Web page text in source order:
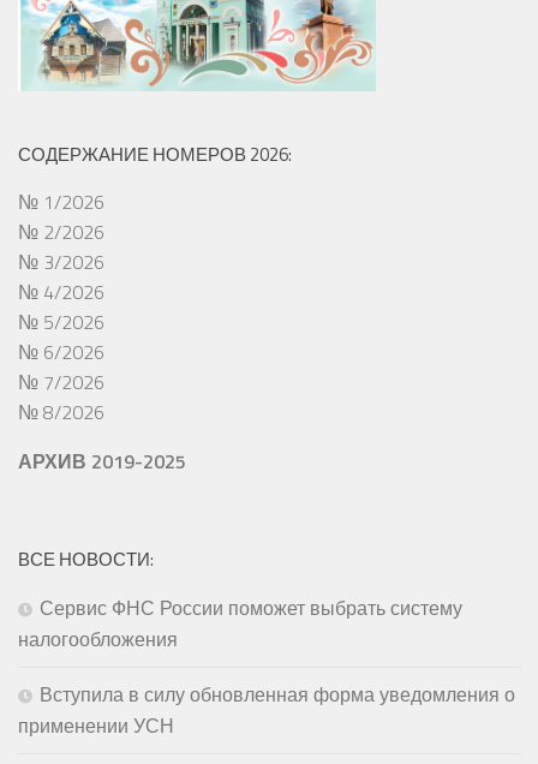
СОДЕРЖАНИЕ НОМЕРОВ 2026:
№ 1/2026
№ 2/2026
№ 3/2026
№ 4/2026
№ 5/2026
№ 6/2026
№ 7/2026
№ 8/2026
АРХИВ 2019-2025
ВСЕ НОВОСТИ:
Сервис ФНС России поможет выбрать систему
налогообложения
Вступила в силу обновленная форма уведомления о
применении УСН